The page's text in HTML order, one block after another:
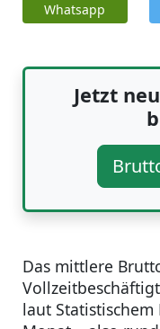
Whatsapp
Jetzt
Das mittlere
laut